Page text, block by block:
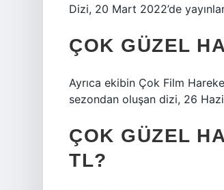
Dizi, 20 Mart 2022’de
ÇOK GÜZEL
Ayrıca ekibin Çok Film
sezondan oluşan dizi, 26
ÇOK GÜZEL
TL?